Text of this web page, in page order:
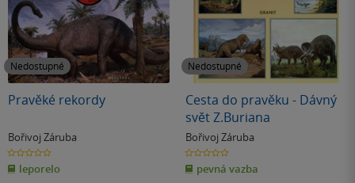
Nedostupné
Pravěké rekordy
Bořivoj Záruba
0.0
z
5
hvězdiček
leporelo
Nedostupné
Cesta do pravěku - Dávný
svět Z.Buriana
Bořivoj Záruba
0.0
z
5
hvězdiček
pevná vazba